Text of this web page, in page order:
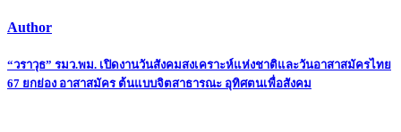
Author
Post
navigation
“วราวุธ” รมว.พม. เปิดงานวันสังคมสงเคราะห์แห่งชาติและวันอาสาสมัครไทย
67 ยกย่อง อาสาสมัคร ต้นแบบจิตสาธารณะ อุทิศตนเพื่อสังคม